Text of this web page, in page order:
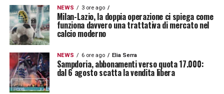
NEWS 3 ore ago
Milan-Lazio, la doppia operazione ci spiega come
funziona davvero una trattativa di mercato nel
calcio moderno
NEWS 6 ore ago Elia Serra
Sampdoria, abbonamenti verso quota 17.000:
dal 6 agosto scatta la vendita libera